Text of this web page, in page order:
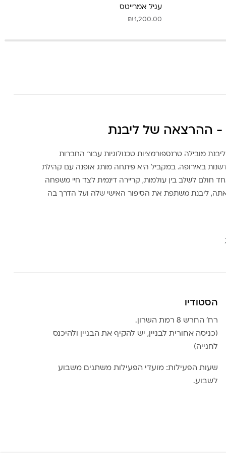
עגיל אמרייטס
₪ 1,200.00
- ההרצאה של ליבנת
מובילה טרנספורמציות טכנולוגיות עבור החברות
באירופה. במקביל היא פיתחה מותג אופנה עם קהילת
חולם לשלב בין עולמות, קריירה דינמית לצד חיי משפחה
ליבנת משתפת את הסיפור האישי שלה ועל הדרך בה
הסטודיו
רח׳ החרש 8 רמת השרון.
(כניסה אחורית לבניין, יש להקיף את הבניין ולהיכנס
לחנייה)
שעות הפעילות: מועדי הפעילות משתנים משבוע
לשבוע.